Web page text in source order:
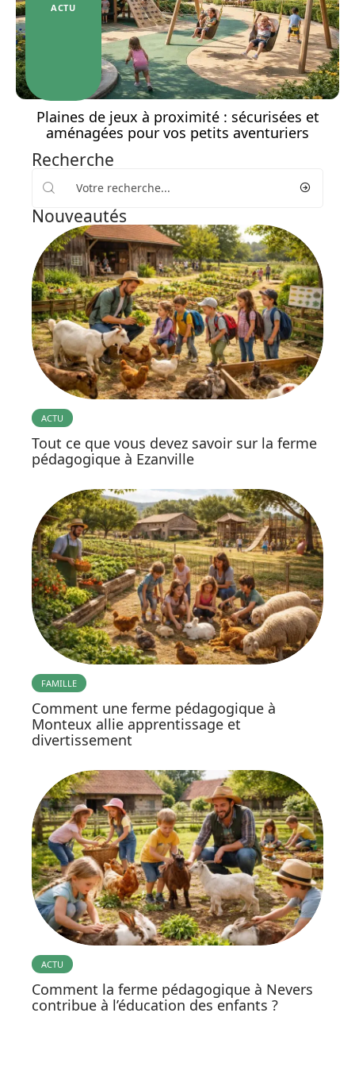
ACTU
Plaines de jeux à proximité : sécurisées et
aménagées pour vos petits aventuriers
Recherche
Nouveautés
ACTU
Tout ce que vous devez savoir sur la ferme
pédagogique à Ezanville
FAMILLE
Comment une ferme pédagogique à
Monteux allie apprentissage et
divertissement
ACTU
Comment la ferme pédagogique à Nevers
contribue à l’éducation des enfants ?